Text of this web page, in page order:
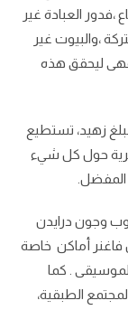
العبادة غير
،والبيوت غير
ليحقق هذه
زهيد، تستطيع
حول كل شيء
المفضل.
وجون درايدن
أماكن خاصة
. كما
الطبقية،